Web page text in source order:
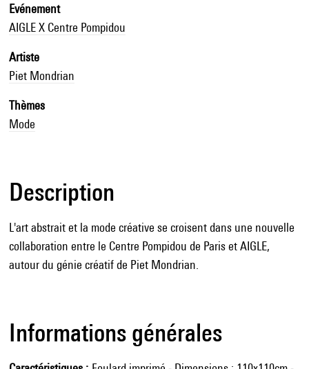
Evénement
AIGLE X Centre Pompidou
Artiste
Piet Mondrian
Thèmes
Mode
Description
L'art abstrait et la mode créative se croisent dans une nouvelle
collaboration entre le Centre Pompidou de Paris et AIGLE,
autour du génie créatif de Piet Mondrian.
Informations générales